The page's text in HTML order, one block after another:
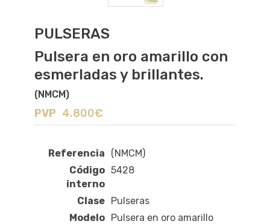
PULSERAS
Pulsera en oro amarillo con
esmerladas y brillantes.
(NMCM)
PVP 4.800€
Referencia
(NMCM)
Código
interno
5428
Clase Pulseras
Modelo Pulsera en oro amarillo